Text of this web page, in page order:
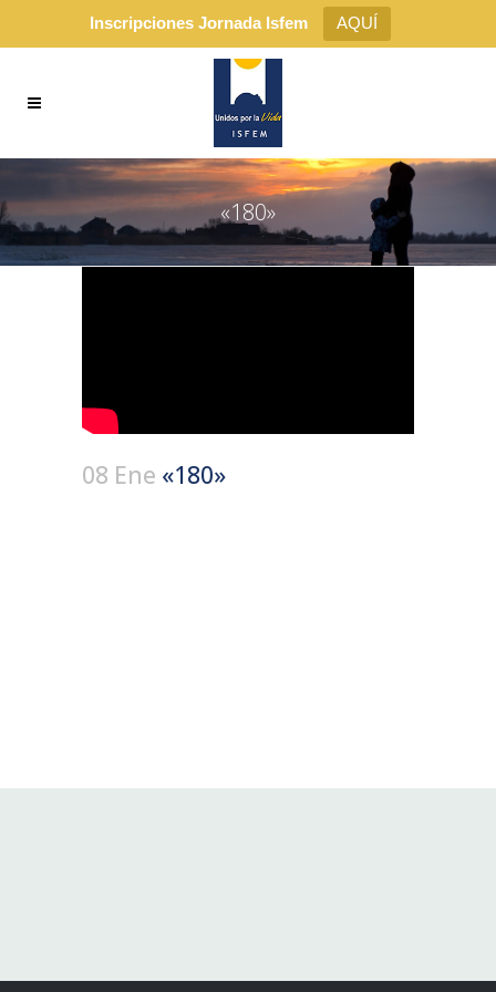
Inscripciones Jornada Isfem AQUÍ
«180»
08 Ene «180»